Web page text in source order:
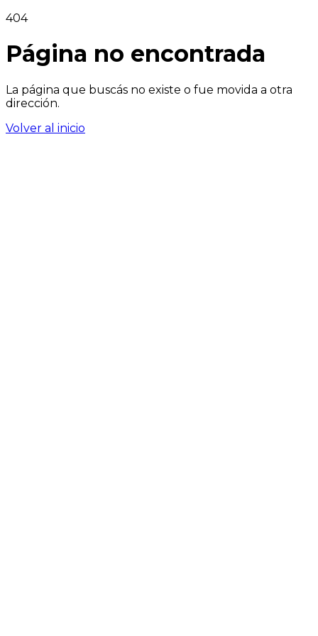
404
Página no encontrada
La página que buscás no existe o fue movida a otra
dirección.
Volver al inicio